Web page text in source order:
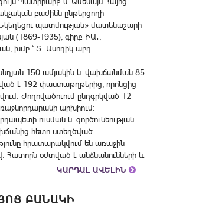
բաժինն ընթերցողի
պատմության» մատենաշարի
(1869-1935), գիրք ԻԱ․,
խմբ.՝ Տ. Ասողիկ աբղ.
150-ամյակին և վախճանման 85-
է 192 փաստաթղթերից, որոնցից
Ժողովածուում ընդգրկված 12
արխիում:
ուսման և գործունեության
հետո ստեղծված
հրատարակվում են առաջին
Հատորն օժտված է անձնանունների և
ԿԱՐԴԱԼ ԱՎԵԼԻՆ
ԲԱՆԱԿԻ